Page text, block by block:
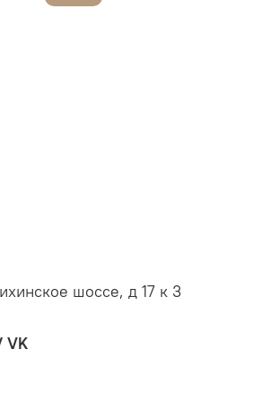
шоссе, д 17 к 3
VK